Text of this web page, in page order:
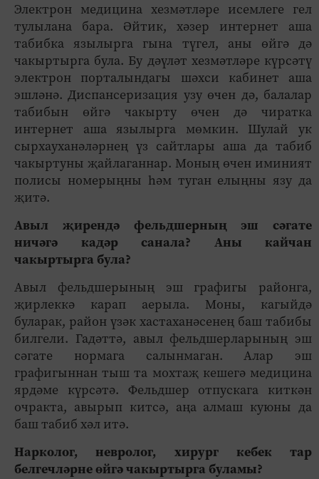
Электрон медицина хезмәтләре исемлеге гел
тулылана бара. Әйтик, хәзер интернет аша
табибка язылырга гына түгел, аны өйгә дә
чакыртырга була. Бу дәүләт хезмәтләре күрсәтү
электрон порталындагы шәхси кабинет аша
эшләнә. Диспансеризация узу өчен дә, балалар
табибын өйгә чакырту өчен дә чиратка
интернет аша язылырга мөмкин. Шулай ук
сырхауханәләрнең үз сайтлары аша да табиб
чакыртуны җайлаганнар. Моның өчен иминият
полисы номерыңны һәм туган елыңны язу да
җитә.
Авыл җирендә фельдшерның эш сәгате
ничәгә кадәр санала? Аны кайчан
чакыртырга була?
Авыл фельдшерының эш графигы районга,
җирлеккә карап аерыла. Моны, кагыйдә
буларак, район үзәк хастаханәсенең баш табибы
билгели. Гадәттә, авыл фельдшерларының эш
сәгате нормага салынмаган. Алар эш
графигыннан тыш та мохтаҗ кешегә медицина
ярдәме күрсәтә. Фельдшер отпускага киткән
очракта, авырып китсә, аңа алмаш куюны да
баш табиб хәл итә.
Нарколог, невролог, хирург кебек тар
белгечләрне өйгә чакыртырга буламы?